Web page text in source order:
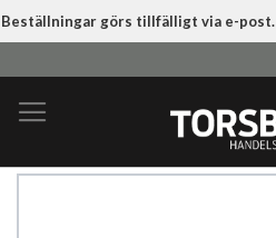
Beställningar görs tillfälligt via e-post.
till
innehållet